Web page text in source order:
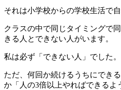
それは小学校からの学校生活で自
クラスの中で同じタイミングで
きる人とできない人がいます。
私は必ず「できない人」でした。
ただ、何回か続けるうちにでき
か「人の3倍以上やればできるよ